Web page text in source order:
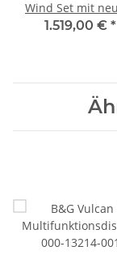
Wind Set mit
Funk-Windgeber
1.519,00 € *